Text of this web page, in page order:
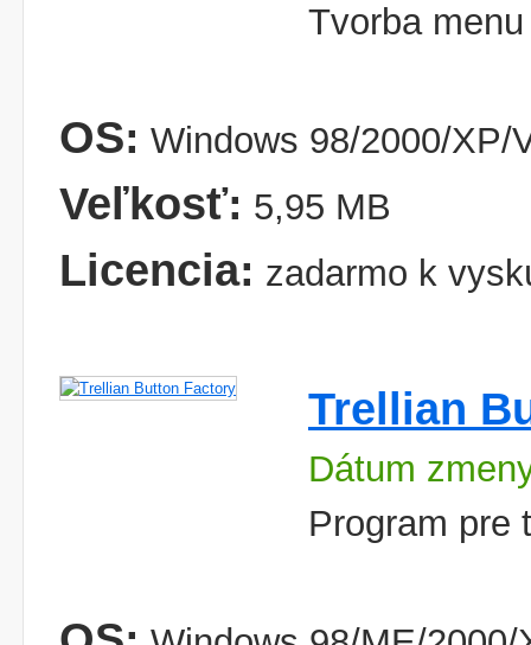
Tvorba
OS: Windows 98/2000/XP/
Veľkosť: 5,95 MB
Licencia: zadarmo k
Trellian
Dátum
Program pre